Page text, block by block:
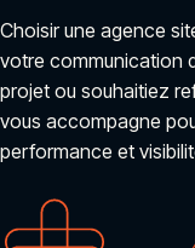
Choisir une agence
votre communication
projet ou souhaitiez
vous accompagne
performance et